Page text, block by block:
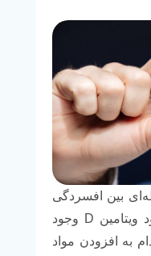
بین افسردگی
یا شرایط سلامت روان دیگر و کمبود ویتامین D وجود
به افزودن مواد